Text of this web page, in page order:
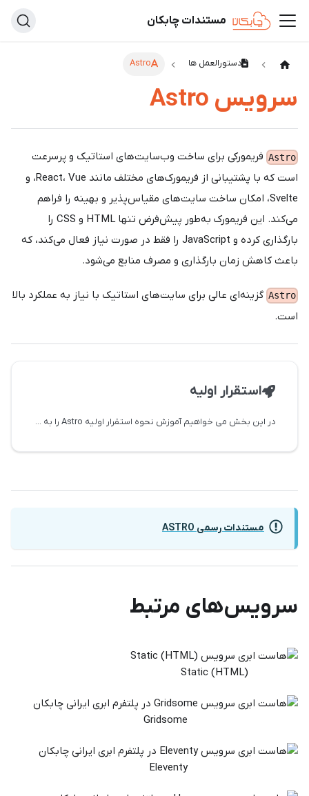
مستندات چابکان
دستورالعمل ها Astro
سرویس Astro
Astro فریمورکی برای ساخت وب‌سایت‌های استاتیک و پرسرعت
است که با پشتیبانی از فریمورک‌های مختلف مانند React، Vue، و
Svelte، امکان ساخت سایت‌های مقیاس‌پذیر و بهینه را فراهم
می‌کند. این فریمورک به‌طور پیش‌فرض تنها HTML و CSS را
بارگذاری کرده و JavaScript را فقط در صورت نیاز فعال می‌کند، که
باعث کاهش زمان بارگذاری و مصرف منابع می‌شود.
Astro گزینه‌ای عالی برای سایت‌های استاتیک با نیاز به عملکرد بالا
است.
استقرار اولیه
در این بخش می خواهیم آموزش نحوه استقرار اولیه Astro را به شما آموزش دهیم
مستندات رسمی ASTRO
سرویس‌های مرتبط
Static (HTML)
Gridsome
Eleventy